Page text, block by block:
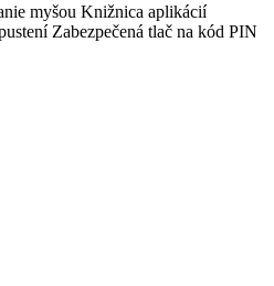
myšou Knižnica aplikácií
Zabezpečená tlač na kód PIN